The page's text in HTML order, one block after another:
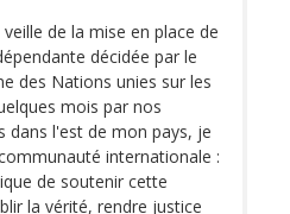
de la mise en place de
décidée par le
des Nations unies sur les
mois par nos
dans l'est de mon pays, je
internationale :
de soutenir cette
la vérité, rendre justice